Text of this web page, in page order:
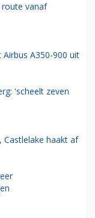
vanaf
A350-900 uit
'scheelt zeven
haakt af